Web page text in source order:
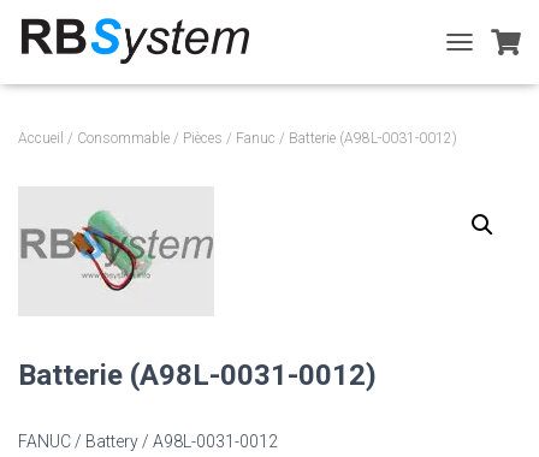
O
Accueil / Consommable / Pièces / Fanuc / Batterie (A98L-0031-0012)
Batterie (A98L-0031-0012)
FANUC / Battery / A98L-0031-0012